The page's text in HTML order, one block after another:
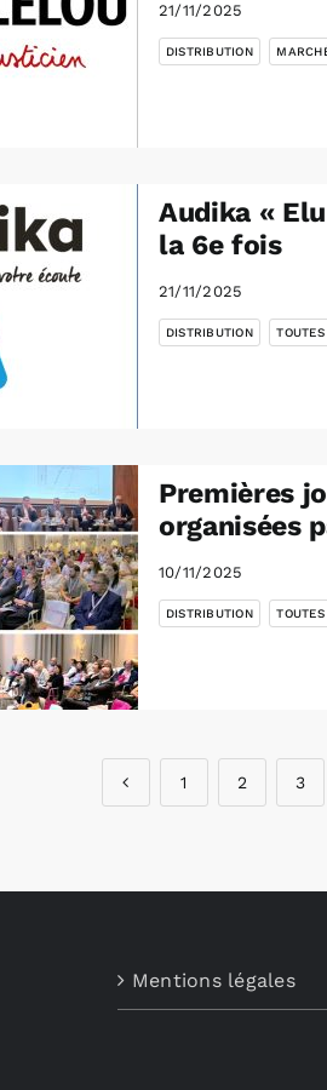
21/11/2025
DISTRIBUTION
Audika «
la 6e fois
21/11/2025
DISTRIBUTION
Premières
organisées
10/11/2025
DISTRIBUTION
1 2 3
Mentions légales